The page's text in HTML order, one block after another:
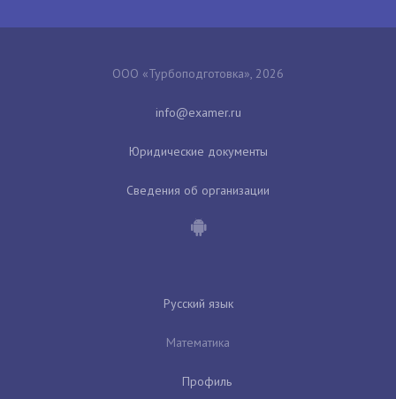
ООО «Турбоподготовка», 2026
Юридические документы
Сведения об организации
Русский язык
Математика
Профиль